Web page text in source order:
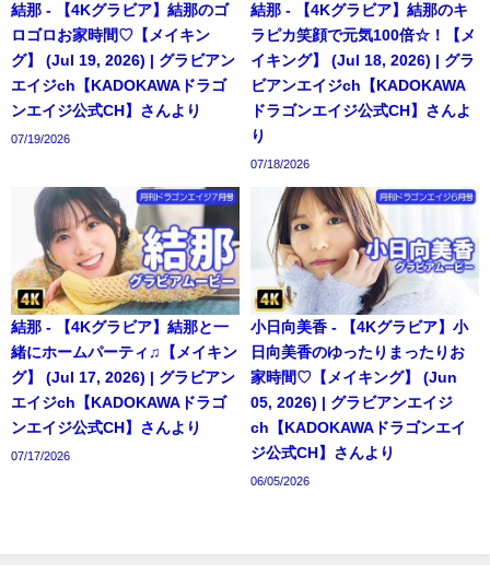
結那 - 【4Kグラビア】結那のゴ
ロゴロお家時間♡【メイキン
グ】 (Jul 19, 2026) | グラビアン
エイジch【KADOKAWAドラゴ
ンエイジ公式CH】さんより
07/19/2026
結那 - 【4Kグラビア】結那のキ
ラピカ笑顔で元気100倍☆！【メ
イキング】 (Jul 18, 2026) | グラ
ビアンエイジch【KADOKAWA
ドラゴンエイジ公式CH】さんよ
り
07/18/2026
結那 - 【4Kグラビア】結那と一
緒にホームパーティ♫【メイキン
グ】 (Jul 17, 2026) | グラビアン
エイジch【KADOKAWAドラゴ
ンエイジ公式CH】さんより
07/17/2026
小日向美香 - 【4Kグラビア】小
日向美香のゆったりまったりお
家時間♡【メイキング】 (Jun
05, 2026) | グラビアンエイジ
ch【KADOKAWAドラゴンエイ
ジ公式CH】さんより
06/05/2026